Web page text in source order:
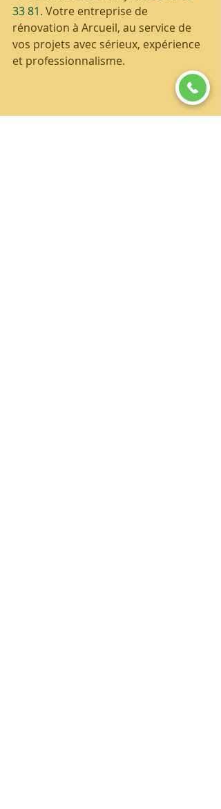
33 81. Votre entreprise de
rénovation à Arcueil, au service de
vos projets avec sérieux, expérience
et professionnalisme.